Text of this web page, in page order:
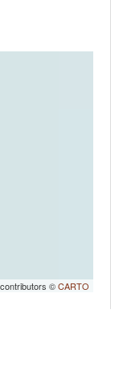
contributors ©CARTO